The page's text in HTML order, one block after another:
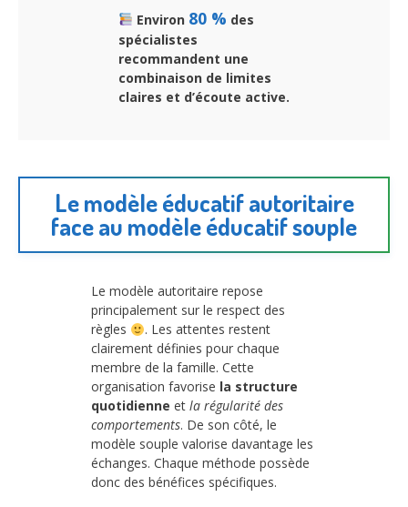
Environ 80 % des
spécialistes
recommandent une
combinaison de limites
claires et d’écoute active.
Le modèle éducatif autoritaire
face au modèle éducatif souple
Le modèle autoritaire repose
principalement sur le respect des
règles
. Les attentes restent
clairement définies pour chaque
membre de la famille. Cette
organisation favorise la structure
quotidienne et la régularité des
comportements. De son côté, le
modèle souple valorise davantage les
échanges. Chaque méthode possède
donc des bénéfices spécifiques.